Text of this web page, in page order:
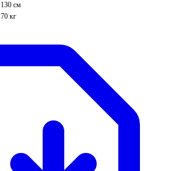
130 см
70 кг